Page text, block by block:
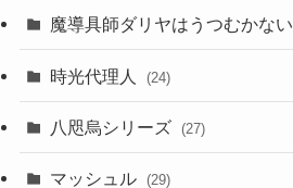
魔導具師ダリヤはうつむかない
時光代理人 (24)
八咫烏シリーズ (27)
マッシュル (29)